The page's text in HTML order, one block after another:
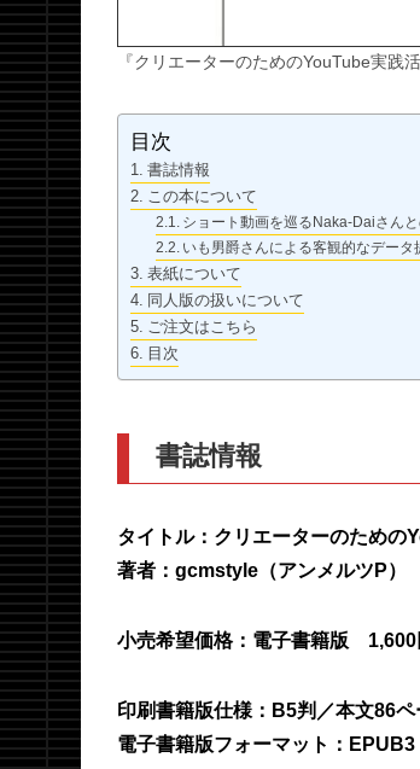
『クリエーターのためのYouTube実践
目次
書誌情報
この本について
ショート動画を巡るNaka-Daiさん
いも男爵さんによる客観的なデータ
表紙について
同人版の扱いについて
ご注文はこちら
目次
書誌情報
タイトル：クリエーターのため
著者：gcmstyle（アンメルツP）
小売希望価格：電子書籍版
印刷書籍版仕様：B5判／本文86ペ
電子書籍版フォーマット：EPUB3